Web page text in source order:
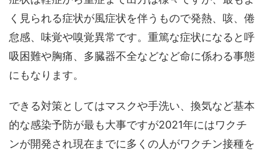
く見られる症状が風症状を伴うもので発熱、咳、倦
怠感、味覚や嗅覚異常です。重篤な症状になると呼
吸困難や胸痛、多臓器不全などなど命に係わる事態
にもなります。
できる対策としてはマスクや手洗い、換気など基本
的な感染予防が最も大事ですが2021年にはワクチ
ンが開発され現在までに多くの人がワクチン接種を